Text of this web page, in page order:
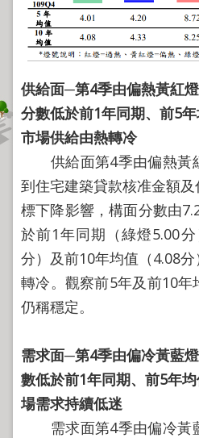
政
府
資
公
開
公
告
資
訊
關
介
紹
供給面─第4季由偏熱黃紅
分數低於前1年同期、前5
市場供給由熱轉冷
供給面第4季由偏熱黃
到住宅建築貸款核准金額
標下降影響，構面分數由
於前1年同期（綠燈5.00
分）及前10年均值（4.08
轉冷。觀察前5年及前10
仍稱穩定。
需求面─第4季由偏冷黃藍
數低於前1年同期、前5年
場需求持續低迷
需求面第4季由偏冷黃